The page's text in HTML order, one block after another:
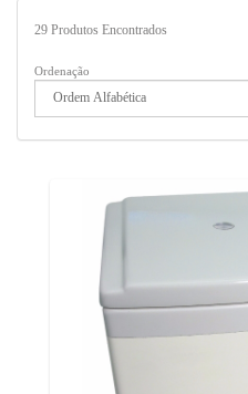
29 Produtos Encontrados
Ordenação